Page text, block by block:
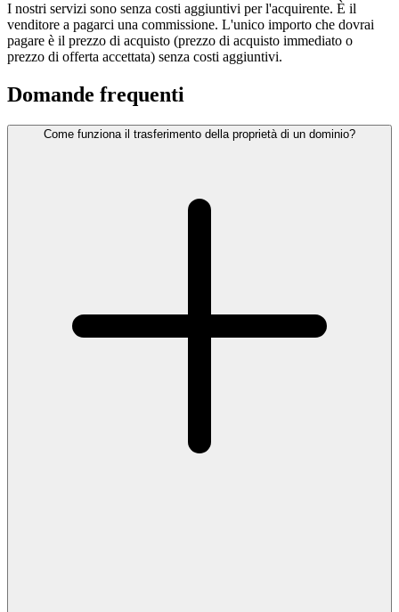
I nostri servizi sono senza costi aggiuntivi per l'acquirente. È il
venditore a pagarci una commissione. L'unico importo che dovrai
pagare è il prezzo di acquisto (prezzo di acquisto immediato o
prezzo di offerta accettata) senza costi aggiuntivi.
Domande frequenti
Come funziona il trasferimento della proprietà di un dominio?